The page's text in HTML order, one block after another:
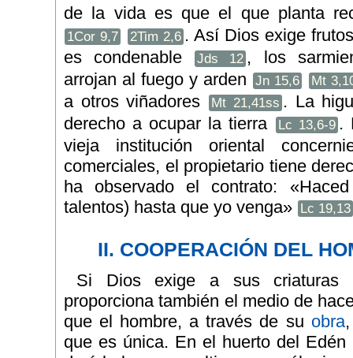
de la vida es que el que planta
1Cor 9,7 2Tim 2,6 . Así Dios exige
es condenable
Jds 12 , los
arrojan al fuego y arden
Jn 15,6 Mt
a otros viñadores Mt 21,41ss . La
derecho a ocupar la tierra
Lc 13,6-9 .
vieja institución oriental
comerciales, el propietario tiene
ha observado el contrato:
talentos) hasta que yo venga» Lc 19,13
II. COOPERACIÓN DEL
Si Dios exige a sus criaturas
proporciona también el medio de
que el hombre, a través de su obra
que es única. En el huerto del